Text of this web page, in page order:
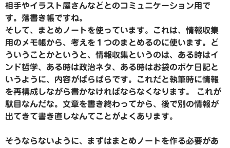
相手やイラスト屋さんなどとのコミュニケーション用で
す。落書き帳ですね。
そして、まとめノートを使っています。これは、情報収集
用のメモ帳から、考えを１つのまとめるのに使います。ど
ういうことかというと、情報収集というのは、ある時はイ
ンド哲学、ある時は政治ネタ、ある時はお袋のボケ日記と
いうように、内容がばらばらです。これだと執筆時に情報
を再構成しながら書かなければならなくなります。 これが
駄目なんだな。文章を書き終わってから、後で別の情報が
出てきて書き直しなんてことがよくあります。
そうならないように、まずはまとめノートを作る必要があ